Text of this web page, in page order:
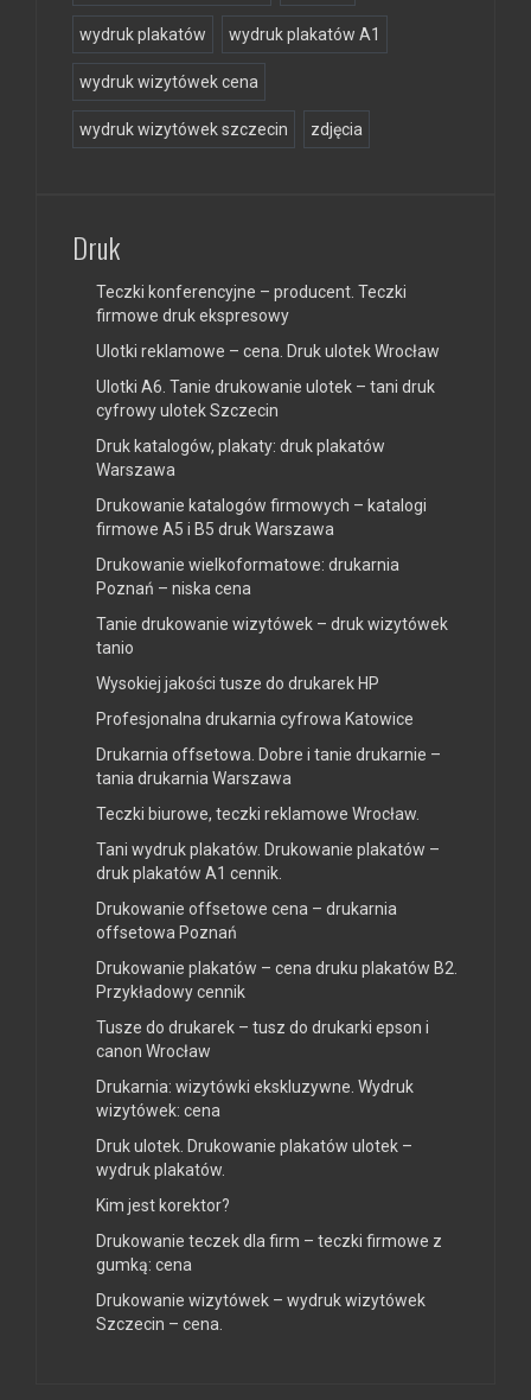
wydruk plakatów wydruk plakatów A1
wydruk wizytówek cena
wydruk wizytówek szczecin zdjęcia
Druk
Teczki konferencyjne – producent. Teczki
firmowe druk ekspresowy
Ulotki reklamowe – cena. Druk ulotek Wrocław
Ulotki A6. Tanie drukowanie ulotek – tani druk
cyfrowy ulotek Szczecin
Druk katalogów, plakaty: druk plakatów
Warszawa
Drukowanie katalogów firmowych – katalogi
firmowe A5 i B5 druk Warszawa
Drukowanie wielkoformatowe: drukarnia
Poznań – niska cena
Tanie drukowanie wizytówek – druk wizytówek
tanio
Wysokiej jakości tusze do drukarek HP
Profesjonalna drukarnia cyfrowa Katowice
Drukarnia offsetowa. Dobre i tanie drukarnie –
tania drukarnia Warszawa
Teczki biurowe, teczki reklamowe Wrocław.
Tani wydruk plakatów. Drukowanie plakatów –
druk plakatów A1 cennik.
Drukowanie offsetowe cena – drukarnia
offsetowa Poznań
Drukowanie plakatów – cena druku plakatów B2.
Przykładowy cennik
Tusze do drukarek – tusz do drukarki epson i
canon Wrocław
Drukarnia: wizytówki ekskluzywne. Wydruk
wizytówek: cena
Druk ulotek. Drukowanie plakatów ulotek –
wydruk plakatów.
Kim jest korektor?
Drukowanie teczek dla firm – teczki firmowe z
gumką: cena
Drukowanie wizytówek – wydruk wizytówek
Szczecin – cena.